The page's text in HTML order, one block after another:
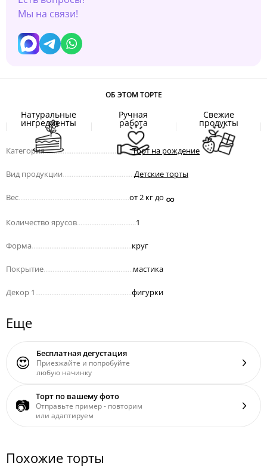
Мы на связи!
ОБ ЭТОМ ТОРТЕ
Натуральные
ингредиенты
Ручная
работа
Свежие
продукты
Категория.................................................Торт на рождение
Вид продукции Детские торты
Вес от 2 кг до ∞
Количество ярусов 1
Форма круг
Покрытие мастика
Декор 1 фигурки
Еще
😍 Бесплатная дегустация
Приезжайте и попробуйте
любую начинку
📷 Торт по вашему фото
Отправьте пример - повторим
или адаптируем
Похожие торты